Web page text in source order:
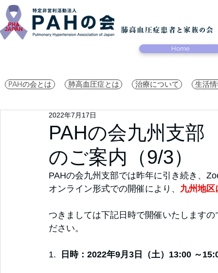
Home
PAHの会とは 肺高血圧症とは 治療について 生活
PAHの会九州支
のご案内（9/3）
2022年7月17日
PAHの会九州支部では昨年に引き続き、
オンライン形式での開催により、 九州地区
つきましては下記日時で開催いたします
ださい。
1. 日時：2022年9月3日（土）13:00 ～